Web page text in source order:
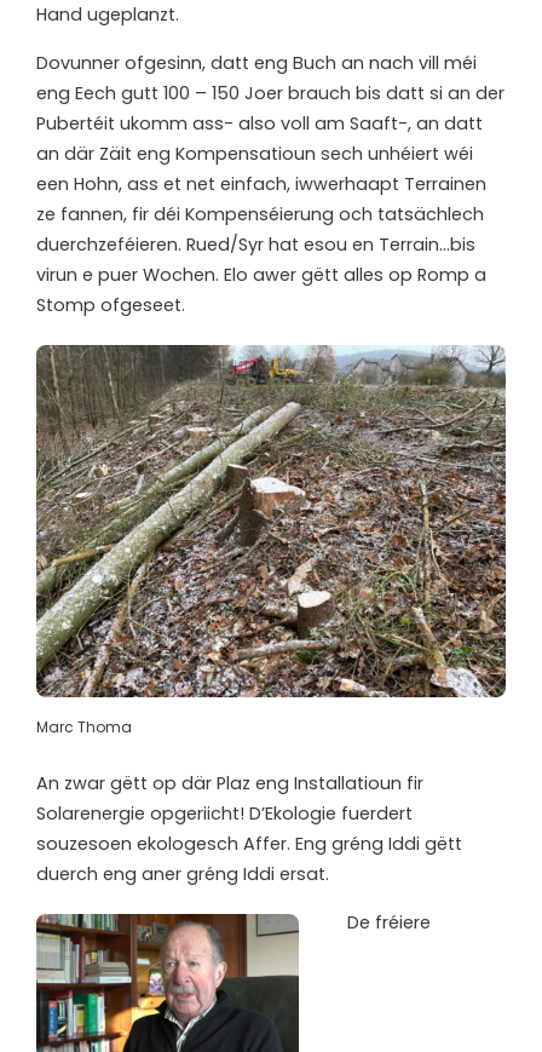
Hand ugeplanzt.
Dovunner ofgesinn, datt eng Buch an nach vill méi
eng Eech gutt 100 – 150 Joer brauch bis datt si an der
Pubertéit ukomm ass- also voll am Saaft-, an datt
an där Zäit eng Kompensatioun sech unhéiert wéi
een Hohn, ass et net einfach, iwwerhaapt Terrainen
ze fannen, fir déi Kompenséierung och tatsächlech
duerchzeféieren. Rued/Syr hat esou en Terrain…bis
virun e puer Wochen. Elo awer gëtt alles op Romp a
Stomp ofgeseet.
Marc Thoma
An zwar gëtt op där Plaz eng Installatioun fir
Solarenergie opgeriicht! D’Ekologie fuerdert
souzesoen ekologesch Affer. Eng gréng Iddi gëtt
duerch eng aner gréng Iddi ersat.
De fréiere